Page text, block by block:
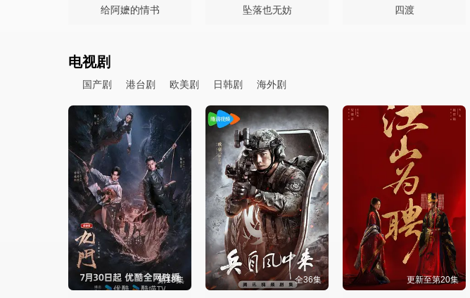
给阿嬷的情书 坠落也无妨 四渡
电视剧
国产剧 港台剧 欧美剧 日韩剧 海外剧
第18集 全36集 更新至第20集